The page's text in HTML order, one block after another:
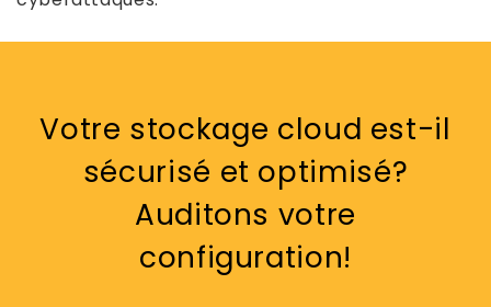
Votre stockage cloud est-il
sécurisé et optimisé?
Auditons votre
configuration!